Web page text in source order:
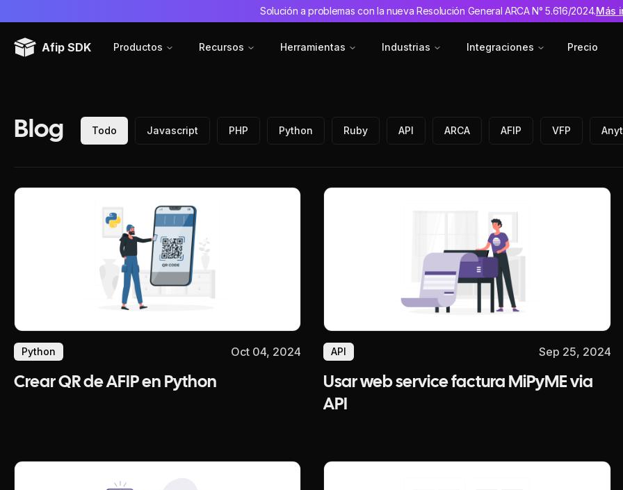
Solución a problemas con la nueva Resolución General ARCA N° 5.616/2024.Más
Afip SDK Productos Recursos Herramientas Industrias Integraciones Precio
Blog Todo Javascript PHP Python Ruby API ARCA AFIP VFP
Python Oct 04, 2024
Crear QR de AFIP en Python
API Sep 25, 2024
Usar web service factura MiPyME via
API